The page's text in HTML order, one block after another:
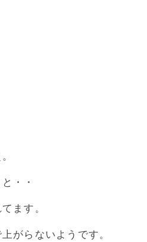
・・
ます。
がらないようです。